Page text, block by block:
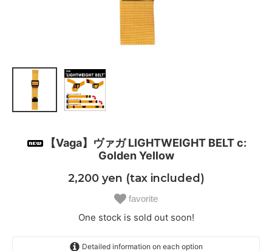
【Vaga】ヴァガ LIGHTWEIGHT BELT c:
Golden Yellow
2,200 yen (tax included)
favorite
One stock is sold out soon!
Detailed information on each option